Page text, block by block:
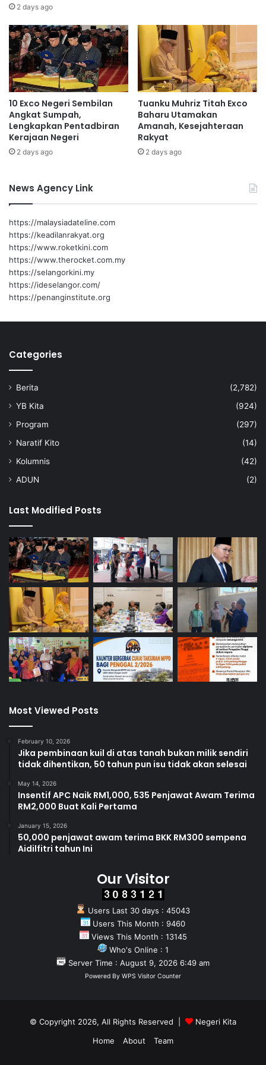
Ketiga Belas (RMK-13) Bersama Kerajaan Negeri Sembilan
di Lexis Hibiscus, Port Dickson.
Turut hadir memberi taklimat, Menteri Ekonomi, Rafizi
Ramli.
L
S
d
i
N
i
l
a
i
b
a
k
d
i
a
k
u
a
l
i
t
i
k
e
h
i
p
a
n
g
o
l
o
n
g
a
f
2 days ago
10 Exco Negeri Sembilan
Angkat Sumpah,
Lengkapkan Pentadbiran
Kerajaan Negeri
2 days ago
Tuanku Muhriz Titah Exco
Baharu Utamakan
Amanah, Kesejahteraan
Rakyat
2 days ago
News Agency Link
https://malaysiadateline.com
https://keadilanrakyat.org
https://www.roketkini.com
https://www.therocket.com.my
https://selangorkini.my
https://ideselangor.com/
https://penanginstitute.org
Categories
Berita
(2,782)
YB Kita
(924)
Program
(297)
Naratif Kito
(14)
Kolumnis
(42)
ADUN
(2)
Last Modified Posts
Most Viewed Posts
February 10, 2026
Jika pembinaan kuil di atas tanah bukan milik sendiri
tidak dihentikan, 50 tahun pun isu tidak akan selesai
May 14, 2026
Insentif APC Naik RM1,000, 535 Penjawat Awam Terima
RM2,000 Buat Kali Pertama
January 15, 2026
50,000 penjawat awam terima BKK RM300 sempena
Aidilfitri tahun Ini
Our Visitor
Users Last 30 days : 45043
Users This Month : 9460
Views This Month : 13145
Who's Online : 1
Server Time : August 9, 2026 6:49 am
Powered By WPS Visitor Counter
© Copyright 2026, All Rights Reserved |
Negeri Kita
Home
About Team